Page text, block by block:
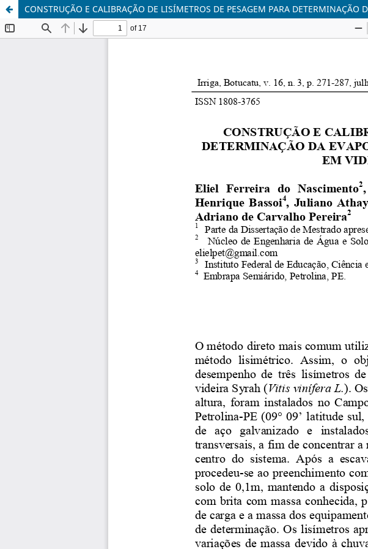
CONSTRUÇÃO E CALIBRAÇÃO DE LISÍMETROS DE PESAGEM PARA